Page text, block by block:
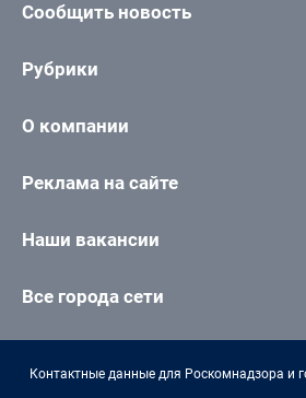
Сообщить новость
Рубрики
О компании
Реклама на сайте
Наши вакансии
Все города сети
Контактные данные для Роскомнадзора и